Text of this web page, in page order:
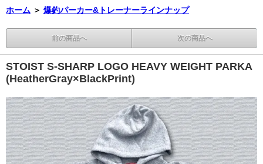
ホーム ＞ 爆釣パーカー&トレーナーラインナップ
前の商品へ 次の商品へ
STOIST S-SHARP LOGO HEAVY WEIGHT PARKA
(HeatherGray×BlackPrint)